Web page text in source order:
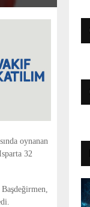
oynanan
32